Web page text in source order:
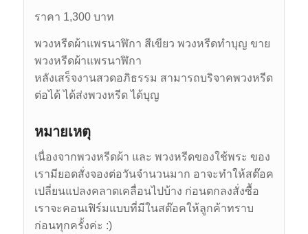
ราคา 1,300 บาท
พวงหรีดผ้าแพรนาฬิกา สีเขียว พวงหรีดทำบุญ ขาย
พวงหรีดผ้าแพรนาฬิกา
หลังเสร็จงานสวดอภิธรรม สามารถบริจาคพวงหรีด
ต่อได้ ได้ส่งพวงหรีด ได้บุญ
หมายเหตุ
เนื่องจากพวงหรีดผ้า และ พวงหรีดของใช้พระ ของ
เรามียอดสั่งจองต่อวันจำนวนมาก อาจะทำให้สต๊อค
เปลี่ยนแปลงคลาดเคลื่อนไปบ้าง ก่อนตกลงสั่งซื้อ
เราจะคอนเฟิร์มแบบที่มีในสต๊อคให้ลูกค้าทราบ
ก่อนทุกครั้งค่ะ :)